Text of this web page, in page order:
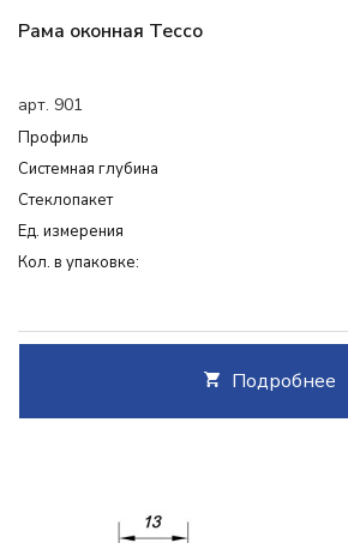
Рама оконная Tecco
арт. 901
Профиль
Системная глубина
Cтеклопакет
Ед. измерения
Кол. в упаковке:
Подробнее